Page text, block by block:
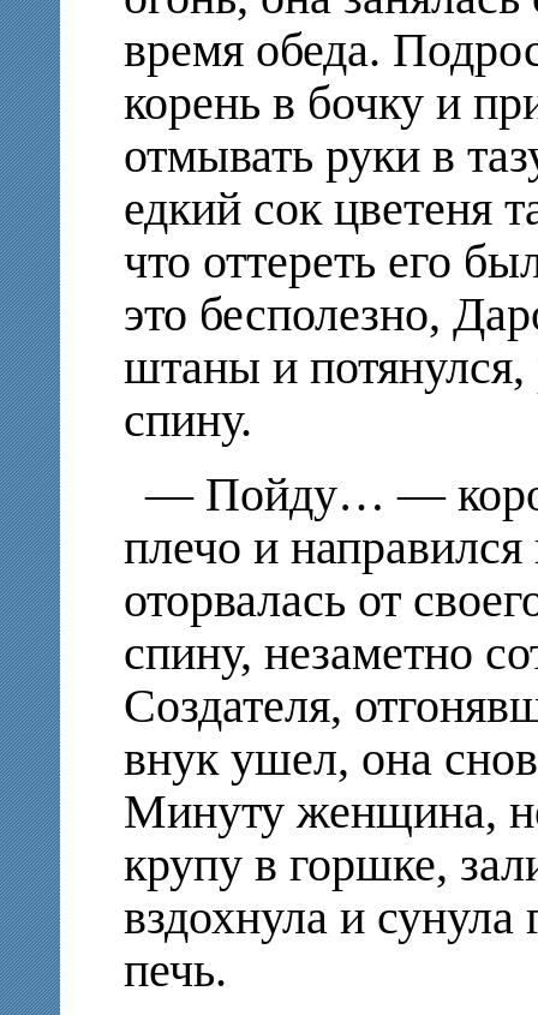
время обеда.
корень в бочку и
отмывать руки в
едкий сок цветеня
что оттереть его
это бесполезно,
штаны и
спину.
— Пойду… —
плечо и
оторвалась от
спину, незаметно
Создателя,
внук ушел, она
Минуту женщина,
крупу в горшке,
вздохнула и
печь.